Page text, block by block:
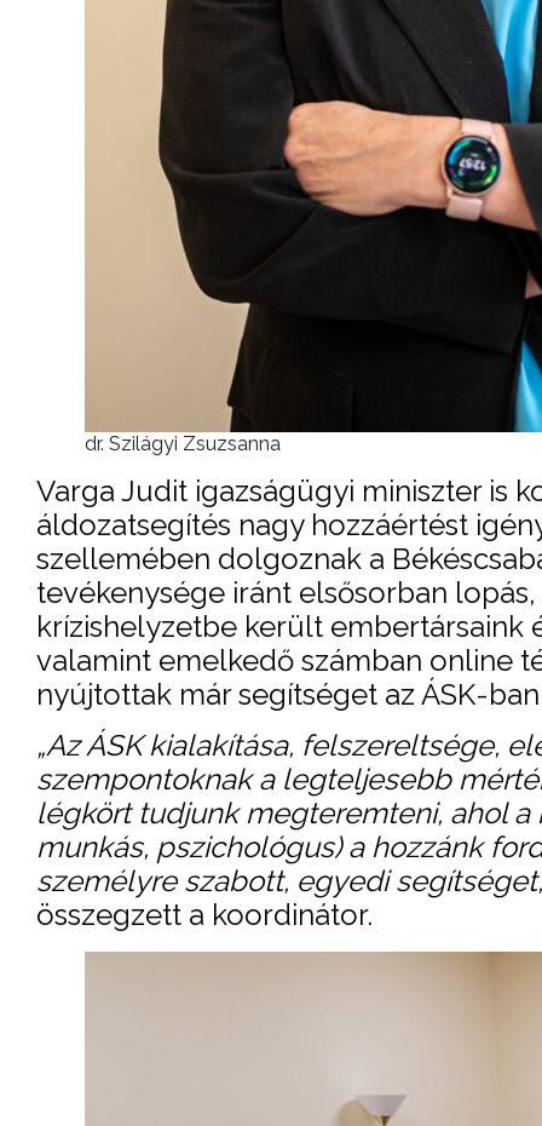
dr. Szilágyi Zsuzsanna
Varga Judit igazságügyi miniszter is
áldozatsegítés nagy hozzáértést
szellemében dolgoznak a
tevékenysége iránt elsősorban
krízishelyzetbe került
valamint emelkedő számban online
nyújtottak már segítséget az ÁSK-
„Az ÁSK kialakítása, felszereltsége,
szempontoknak a legteljesebb
légkört tudjunk megteremteni, ahol
munkás, pszichológus) a hozzánk
személyre szabott, egyedi
összegzett a koordinátor.